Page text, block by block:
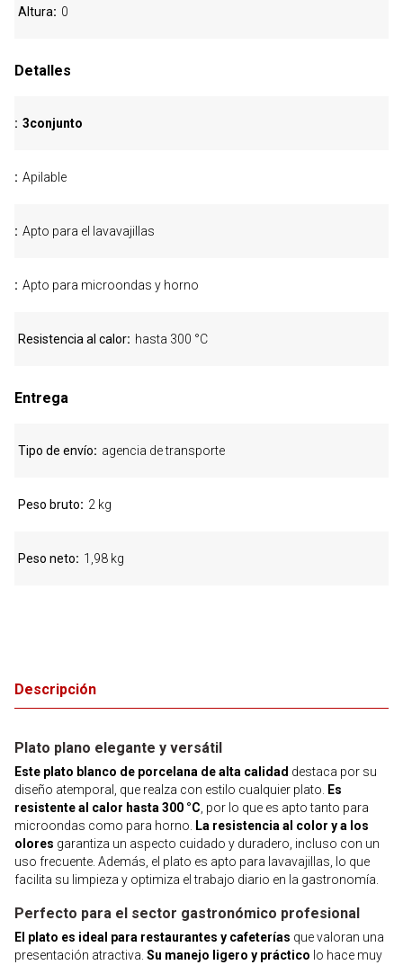
Descripción
Plato plano elegante y versátil
Este plato blanco de porcelana de alta calidad destaca por su
diseño atemporal, que realza con estilo cualquier plato.
Es
resistente al calor hasta 300 °C , por lo que es apto tanto para
microondas como para horno.
La resistencia al color y a los
olores garantiza un aspecto cuidado y duradero, incluso con un
uso frecuente. Además, el plato es apto para lavavajillas, lo que
facilita su limpieza y optimiza el trabajo diario en la gastronomía.
Perfecto para el sector gastronómico profesional
El plato es ideal para restaurantes y cafeterías que valoran una
presentación atractiva. Su manejo ligero y práctico lo hace muy
Altura 0
Detalles
3conjunto
Apilable
Apto para el lavavajillas
Apto para microondas y horno
Resistencia al calor hasta 300 °C
Entrega
Tipo de envío agencia de transporte
Peso bruto 2 kg
Peso neto 1,98 kg